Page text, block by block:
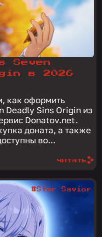
Seven
в 2026
как оформить
Deadly Sins Origin из
Donatov.net.
доната, а также
во...
читать
#Star Savior